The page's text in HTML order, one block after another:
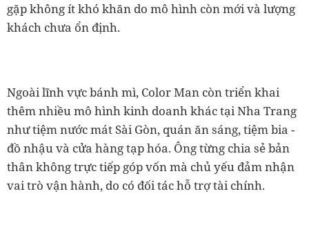
gặp không ít khó khăn do mô hình còn mới và lượng
khách chưa ổn định.
Ngoài lĩnh vực bánh mì, Color Man còn triển khai
thêm nhiều mô hình kinh doanh khác tại Nha Trang
như tiệm nước mát Sài Gòn, quán ăn sáng, tiệm bia -
đồ nhậu và cửa hàng tạp hóa. Ông từng chia sẻ bản
thân không trực tiếp góp vốn mà chủ yếu đảm nhận
vai trò vận hành, do có đối tác hỗ trợ tài chính.